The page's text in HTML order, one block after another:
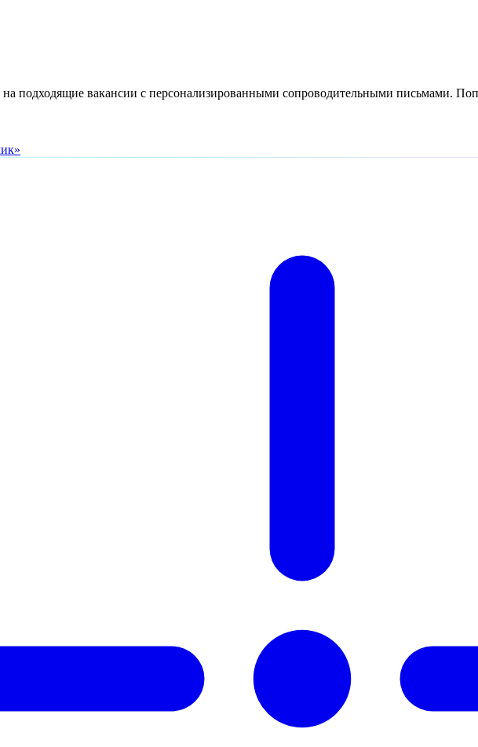
подходящие вакансии с персонализированными сопроводительными письмами.
»